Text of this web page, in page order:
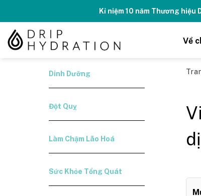
content
Kỉ niệm 10 năm Thương hiệu
Về
Dinh Dưỡng
Đột Quỵ
Làm Chậm Lão Hoá
Sức Khỏe Tổng Quát